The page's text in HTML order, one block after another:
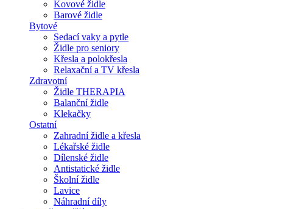
Kovové židle
Barové židle
Bytové
Sedací vaky a pytle
Židle pro seniory
Křesla a polokřesla
Relaxační a TV křesla
Zdravotní
Židle THERAPIA
Balanční židle
Klekačky
Ostatní
Zahradní židle a křesla
Lékařské židle
Dílenské židle
Antistatické židle
Školní židle
Lavice
Náhradní díly